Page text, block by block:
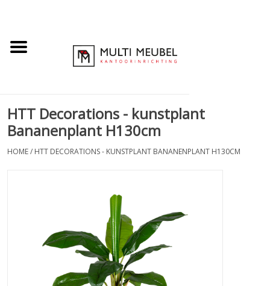
HTT Decorations - kunstplant
Bananenplant H130cm
HOME/ HTT DECORATIONS - KUNSTPLANT BANANENPLANT H130CM